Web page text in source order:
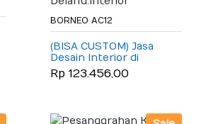
BORNEO AC12
(BISA CUSTOM) Jasa
Desain Interior di
Banjarbaru By
Delanu.Interior
Rp 123.456,00